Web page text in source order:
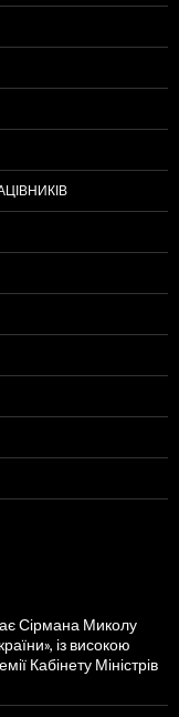
Сірмана Миколу
із високою
Кабінету Міністрів